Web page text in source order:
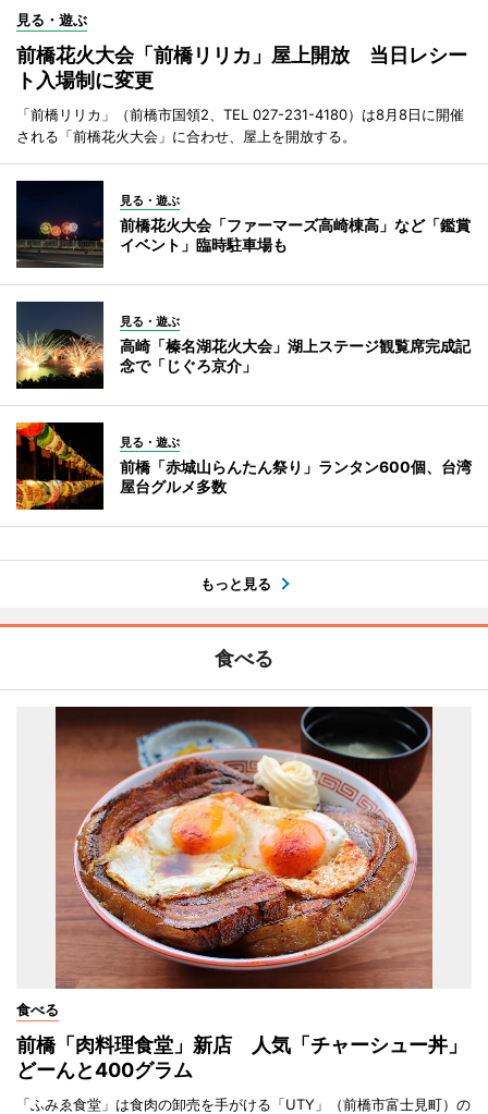
見る・遊ぶ
前橋花火大会「前橋リリカ」屋上開放 当日レシー
ト入場制に変更
「前橋リリカ」（前橋市国領2、TEL 027-231-4180）は8月8日に開催
される「前橋花火大会」に合わせ、屋上を開放する。
見る・遊ぶ
前橋花火大会「ファーマーズ高崎棟高」など「鑑賞
イベント」臨時駐車場も
見る・遊ぶ
高崎「榛名湖花火大会」湖上ステージ観覧席完成記
念で「じぐろ京介」
見る・遊ぶ
前橋「赤城山らんたん祭り」ランタン600個、台湾
屋台グルメ多数
もっと見る
食べる
食べる
前橋「肉料理食堂」新店 人気「チャーシュー丼」
どーんと400グラム
「ふみゑ食堂」は食肉の卸売を手がける「UTY」（前橋市富士見町）の